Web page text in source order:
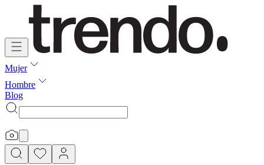
Mujer
Hombre
Blog